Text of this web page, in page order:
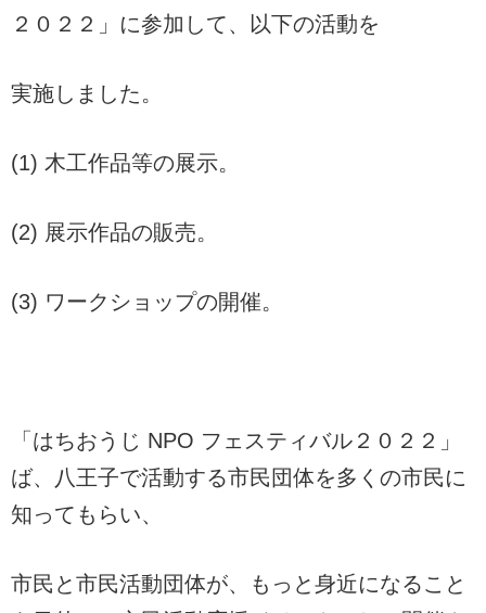
２０２２」に参加して、以下の活動を
実施しました。
(1) 木工作品等の展示。
(2) 展示作品の販売。
(3) ワークショップの開催。
「はちおうじ NPO フェスティバル２０２２」
ば、八王子で活動する市民団体を多くの市民に
知ってもらい、
市民と市民活動団体が、もっと身近になること